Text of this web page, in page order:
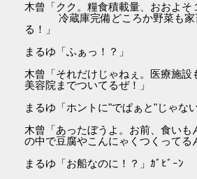
木曾「クク。糧食積載量、おおよそ
冷蔵庫完備どころか野菜も家
る！」
まるゆ「ふぁっ！？」
木曾「それだけじゃねぇ。医療施設
美容院までついてるぜ！」
まるゆ「ホントに"でぱぁと"じゃな
木曾「あったぼうよ。お前、食いも
の中で豆腐やこんにゃくつくってる
まるゆ「お船なのに！？」ｶﾞﾋﾞｰﾝ